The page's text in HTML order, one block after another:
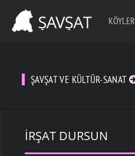
KÖYLER
ŞAVŞAT VE KÜLTÜR-SANAT
İRŞAT DURSUN